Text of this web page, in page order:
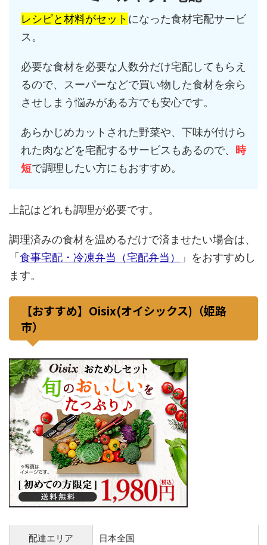
レシピと材料がセット になった食材宅配サービ
ス。
必要な食材を必要な人数分だけ宅配してもらえ
るので、スーパーなどで買い物した食材を余ら
させしまう悩みがある方でも安心です。
あらかじめカットされた野菜や、下味が付けら
れた肉などを宅配するサービスもあるので、
時
短で調理したい方にもおすすめ。
上記はどれも調理が必要です。
調理済みの食材を温めるだけで済ませたい場合は、
「 食事宅配・冷凍弁当（宅配弁当）
」をおすすめし
ます。
【おすすめ】Oisix(オイシックス)（姫路
市）
配達エリア 日本全国